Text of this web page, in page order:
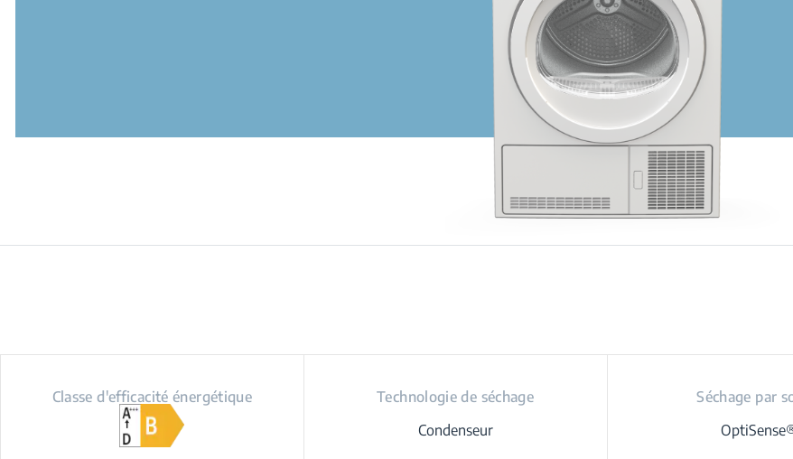
Classe d'efficacité énergétique
Technologie de séchage
Condenseur
Séchage par